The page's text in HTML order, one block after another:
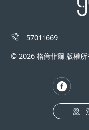
57011669
© 2026 格倫菲爾 版權所